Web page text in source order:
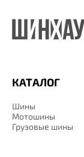
КАТАЛОГ
Шины
Мотошины
Грузовые шины